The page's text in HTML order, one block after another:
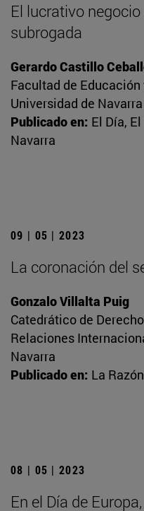
El lucrativo
subrogada
Gerardo Castillo
Facultad de
Universidad de Navarra
Publicado en: El Día,
Navarra
09 | 05 | 2023
La coronación del
Gonzalo Villalta Puig
Catedrático de
Relaciones
Navarra
Publicado en: La Razón
08 | 05 | 2023
En el Día de